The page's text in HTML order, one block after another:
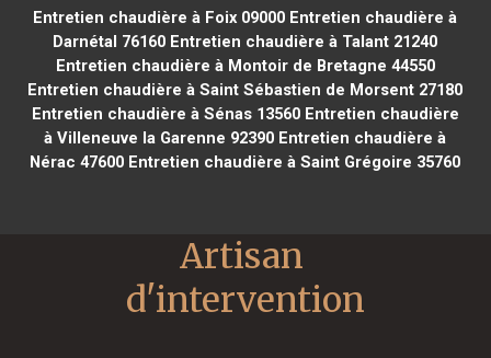
Entretien chaudière à Foix 09000 Entretien chaudière à
Darnétal 76160 Entretien chaudière à Talant 21240
Entretien chaudière à Montoir de Bretagne 44550
Entretien chaudière à Saint Sébastien de Morsent 27180
Entretien chaudière à Sénas 13560Entretien chaudière
à Villeneuve la Garenne 92390 Entretien chaudière à
Nérac 47600 Entretien chaudière à Saint Grégoire 35760
Artisan
d'intervention